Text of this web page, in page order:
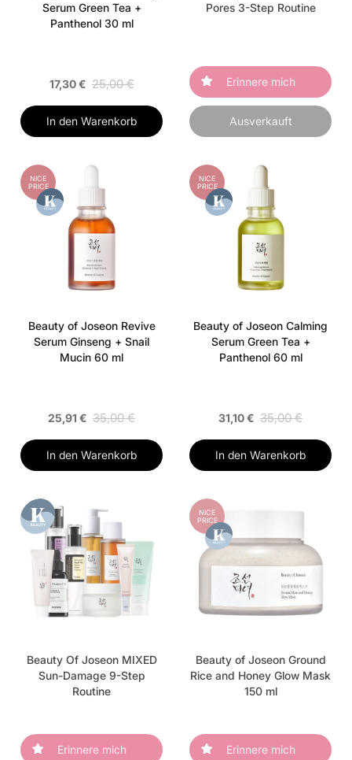
Serum Green Tea +
Panthenol 30 ml
17,30 € 25,00 €
In den Warenkorb
Pores 3-Step Routine
Erinnere mich
Ausverkauft
NICE
PRICE
Beauty of Joseon Revive
Serum Ginseng + Snail
Mucin 60 ml
25,91 € 35,00 €
In den Warenkorb
NICE
PRICE
Beauty of Joseon Calming
Serum Green Tea +
Panthenol 60 ml
31,10 € 35,00 €
In den Warenkorb
Beauty Of Joseon MIXED
Sun-Damage 9-Step
Routine
Erinnere mich
NICE
PRICE
Beauty of Joseon Ground
Rice and Honey Glow Mask
150 ml
Erinnere mich